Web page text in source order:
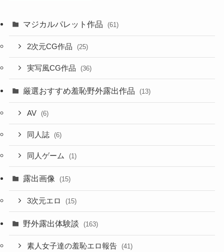
マジカルパレット作品 (61)
2次元CG作品 (25)
実写風CG作品 (36)
厳選おすすめ羞恥野外露出作品 (13)
AV (6)
同人誌 (6)
同人ゲーム (1)
露出画像 (15)
3次元エロ (15)
野外露出体験談 (163)
素人女子達の羞恥エロ報告 (41)